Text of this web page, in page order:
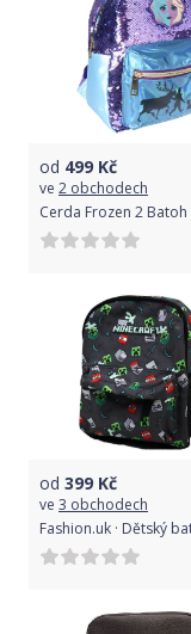
od 499 Kč
ve 2 obchodech
od 399 Kč
ve 3 obchodech